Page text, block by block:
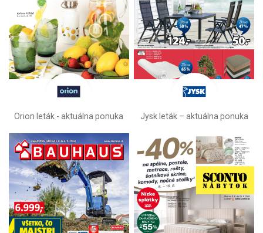
Orion leták - aktuálna ponuka Jysk leták – aktuálna ponuka